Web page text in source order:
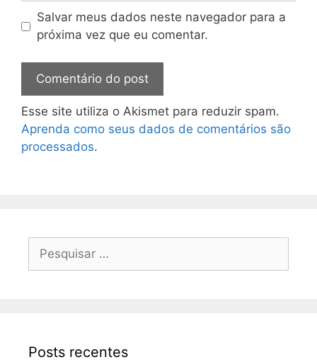
Salvar meus dados neste navegador para a
próxima vez que eu comentar.
Esse site utiliza o Akismet para reduzir spam.
Aprenda como seus dados de comentários são
processados.
Posts recentes